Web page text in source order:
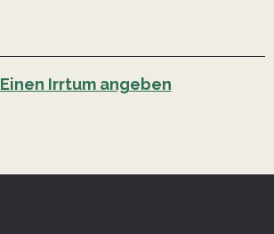
Einen Irrtum angeben